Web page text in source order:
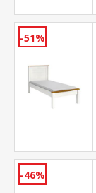
-51%
-46%